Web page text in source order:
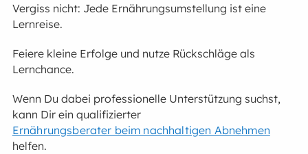
Vergiss nicht: Jede Ernährungsumstellung ist eine
Lernreise.
Feiere kleine Erfolge und nutze Rückschläge als
Lernchance.
Wenn Du dabei professionelle Unterstützung suchst,
kann Dir ein qualifizierter
Ernährungsberater beim nachhaltigen Abnehmen
helfen.